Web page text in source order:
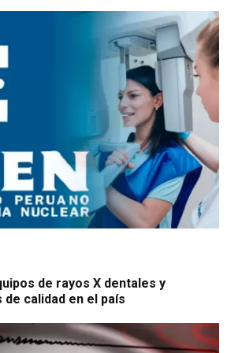
de rayos X dentales y
calidad en el país